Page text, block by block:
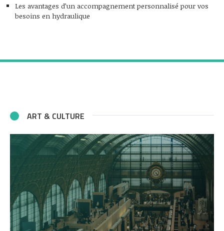
Les avantages d’un accompagnement personnalisé pour vos
besoins en hydraulique
ART & CULTURE